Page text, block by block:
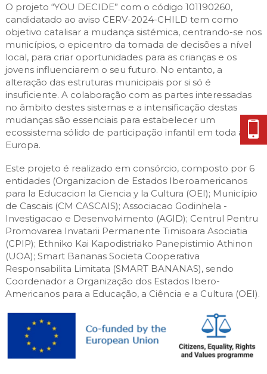
MAPA DO PORTAL
O projeto “YOU DECIDE” com o código 101190260,
candidatado ao aviso CERV-2024-CHILD tem como
objetivo catalisar a mudança sistémica, centrando-se nos
municípios, o epicentro da tomada de decisões a nível
local, para criar oportunidades para as crianças e os
jovens influenciarem o seu futuro. No entanto, a
alteração das estruturas municipais por si só é
insuficiente. A colaboração com as partes interessadas
no âmbito destes sistemas e a intensificação destas
mudanças são essenciais para estabelecer um
ecossistema sólido de participação infantil em toda a
Europa.
Este projeto é realizado em consórcio, composto por 6
entidades (Organizacion de Estados Iberoamericanos
para la Educacion la Ciencia y la Cultura (OEI); Município
de Cascais (CM CASCAIS); Associacao Godinhela -
Investigacao e Desenvolvimento (AGID); Centrul Pentru
Promovarea Invatarii Permanente Timisoara Asociatia
(CPIP); Ethniko Kai Kapodistriako Panepistimio Athinon
(UOA); Smart Bananas Societa Cooperativa
Responsabilita Limitata (SMART BANANAS), sendo
Coordenador a Organização dos Estados Ibero-
Americanos para a Educação, a Ciência e a Cultura (OEI).